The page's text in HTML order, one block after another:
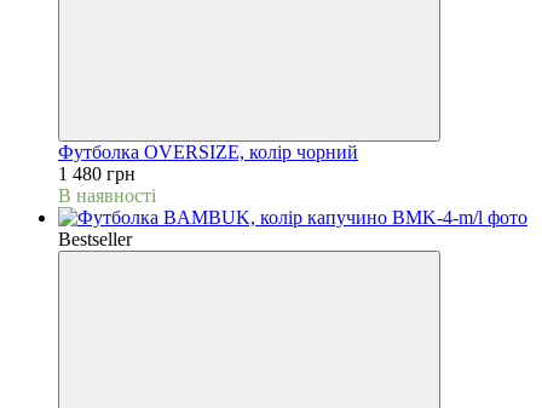
Футболка OVERSIZE, колір чорний
1 480 грн
В наявності
Bestseller